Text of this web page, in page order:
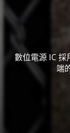
數位電源 IC
端